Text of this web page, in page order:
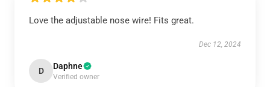
Love the adjustable nose wire! Fits great.
Dec 12, 2024
D Daphne
Verified owner